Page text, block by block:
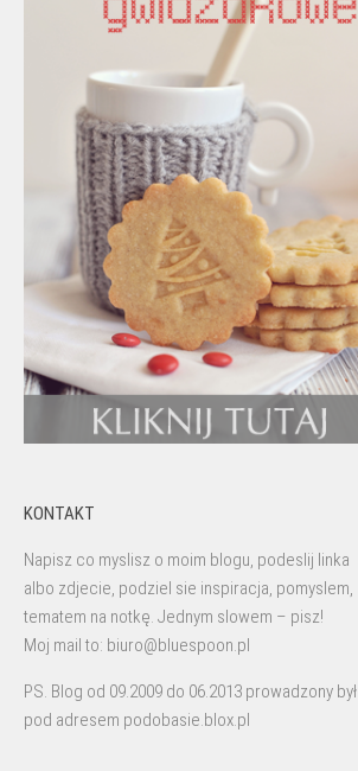
KONTAKT
Napisz co myslisz o moim blogu, podeslij linka
albo zdjecie, podziel sie inspiracja, pomyslem,
tematem na notkę. Jednym slowem – pisz!
Moj mail to: biuro@bluespoon.pl
PS. Blog od 09.2009 do 06.2013 prowadzony był
pod adresem podobasie.blox.pl